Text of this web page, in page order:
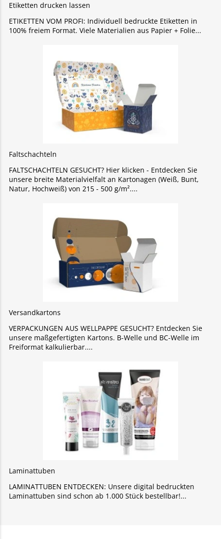
Etiketten drucken lassen
ETIKETTEN VOM PROFI: Individuell bedruckte Etiketten in
100% freiem Format. Viele Materialien aus Papier + Folie
Faltschachteln
FALTSCHACHTELN GESUCHT? Hier klicken - Entdecken Sie
unsere breite Materialvielfalt an Kartonagen (Weiß, Bunt,
Natur, Hochweiß) von 215 - 500 g/m².
Versandkartons
VERPACKUNGEN AUS WELLPAPPE GESUCHT? Entdecken Sie
unsere maßgefertigten Kartons. B-Welle und BC-Welle im
Freiformat kalkulierbar.
Laminattuben
LAMINATTUBEN ENTDECKEN: Unsere digital bedruckten
Laminattuben sind schon ab 1.000 Stück bestellbar!